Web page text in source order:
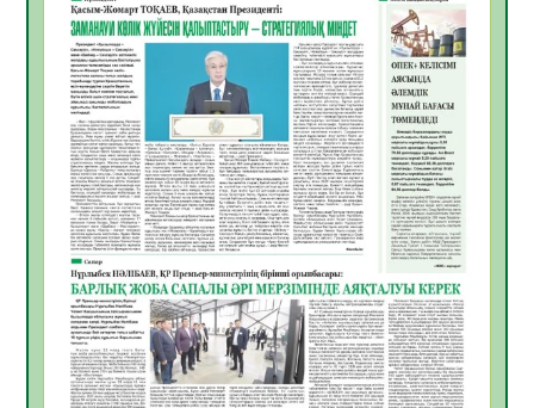
06.08.2026
51
Көкжөтел ауруы туралы
06.08.2026
49
АПВ вакцинасы туралы мәлімет
06.08.2026
47
Open Air: Қызылорда облысы полиция
департаменті 20 мыңнан астам
көрерменнің қауіпсіздігін қамтамасыз етті
06.08.2026
60
ҚЫЗЫЛОРДАДА «САНАЛЫ ҰРПАҚ –
ЖАРҚЫН БОЛАШАҚ» АТТЫ КЕҢЕЙТІЛГЕН
МӘЖІЛІС ӨТТІ